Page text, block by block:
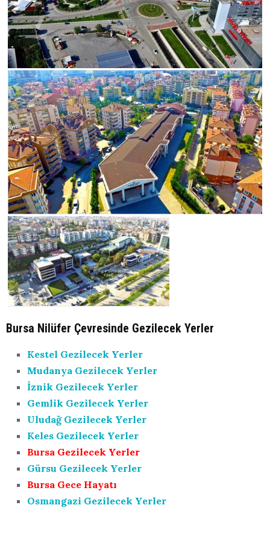
Bursa Nilüfer Çevresinde Gezilecek Yerler
Kestel Gezilecek Yerler
Mudanya Gezilecek Yerler
İznik Gezilecek Yerler
Gemlik Gezilecek Yerler
Uludağ Gezilecek Yerler
Keles Gezilecek Yerler
Bursa Gezilecek Yerler
Gürsu Gezilecek Yerler
Bursa Gece Hayatı
Osmangazi Gezilecek Yerler